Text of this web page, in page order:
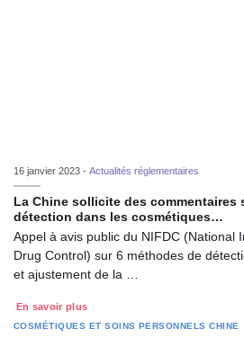
16 janvier 2023 - Actualités réglementaires
La Chine sollicite des commentaires
détection dans les cosmétiques…
Appel à avis public du NIFDC (National
Drug Control) sur 6 méthodes de
et ajustement de la …
En savoir plus
COSMÉTIQUES ET SOINS PERSONNELS CHINE